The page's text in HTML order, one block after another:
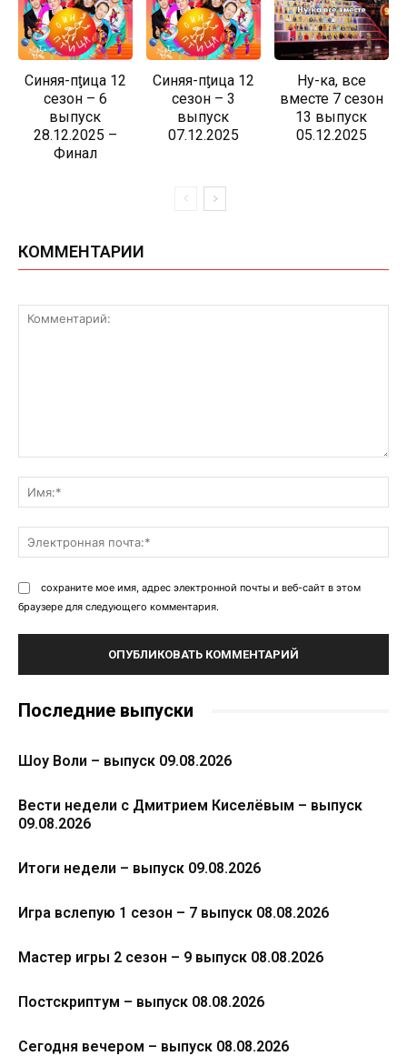
Синяя-пƫица 12
сезон – 6
выпуск
28.12.2025 –
Финал
Синяя-пƫица 12
сезон – 3
выпуск
07.12.2025
Ну-ка, все
вместе 7 сезон
13 выпуск
05.12.2025
КОММЕНТАРИИ
сохраните мое имя, адрес электронной почты и веб-сайт в этом
браузере для следующего комментария.
Последние выпуски
Шоу Воли – выпуск 09.08.2026
Вести недели с Дмитрием Киселёвым – выпуск
09.08.2026
Итоги недели – выпуск 09.08.2026
Игра вслепую 1 сезон – 7 выпуск 08.08.2026
Мастер игры 2 сезон – 9 выпуск 08.08.2026
Постскриптум – выпуск 08.08.2026
Сегодня вечером – выпуск 08.08.2026